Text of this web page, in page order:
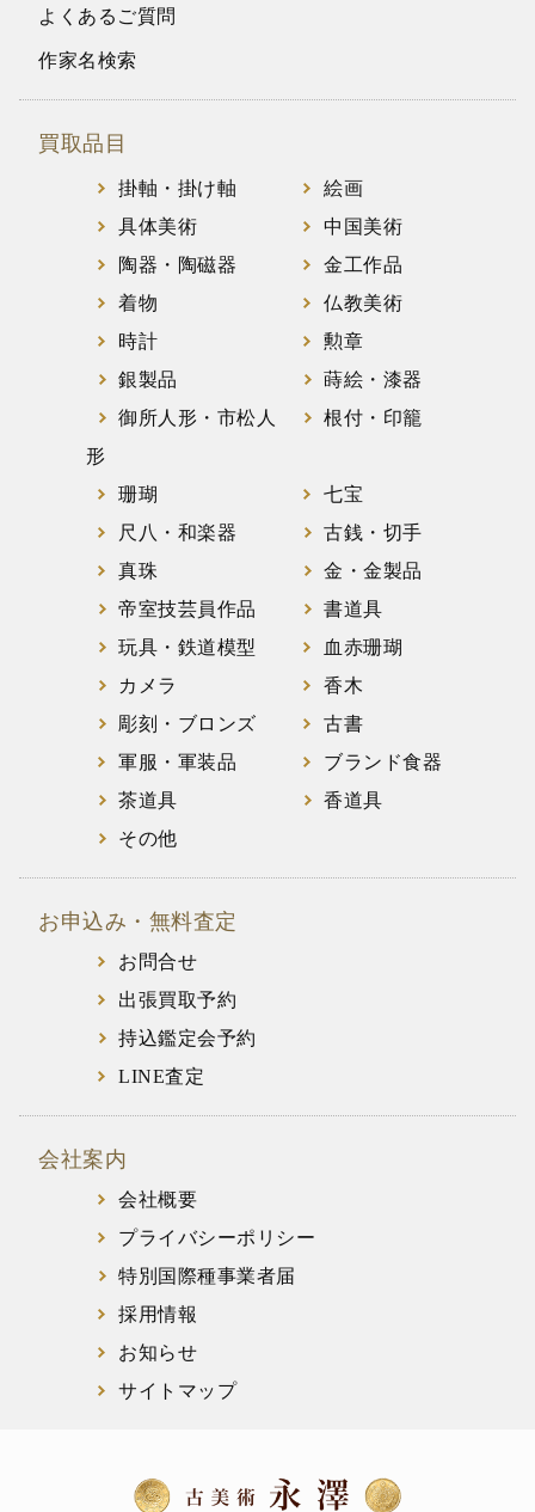
よくあるご質問
作家名検索
買取品目
掛軸・掛け軸
絵画
具体美術
中国美術
陶器・陶磁器
金工作品
着物
仏教美術
時計
勲章
銀製品
蒔絵・漆器
御所人形・市松人
形
根付・印籠
珊瑚
七宝
尺八・和楽器
古銭・切手
真珠
金・金製品
帝室技芸員作品
書道具
玩具・鉄道模型
血赤珊瑚
カメラ
香木
彫刻・ブロンズ
古書
軍服・軍装品
ブランド食器
茶道具
香道具
その他
お申込み・無料査定
お問合せ
出張買取予約
持込鑑定会予約
LINE査定
会社案内
会社概要
プライバシーポリシー
特別国際種事業者届
採用情報
お知らせ
サイトマップ